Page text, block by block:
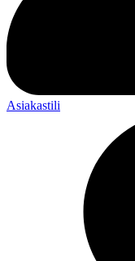
Asiakastili